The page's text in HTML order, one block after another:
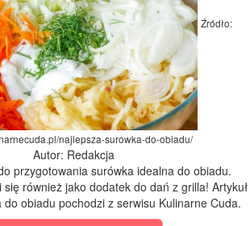
Źródło:
najlepsza-surowka-do-obiadu/
Autor: Redakcja
przygotowania surówka idealna do obiadu.
również jako dodatek do dań z grilla! Artykuł
do obiadu pochodzi z serwisu Kulinarne Cuda.